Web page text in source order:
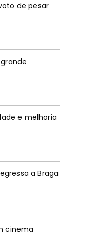
de pesar
e melhoria
a Braga
cinema